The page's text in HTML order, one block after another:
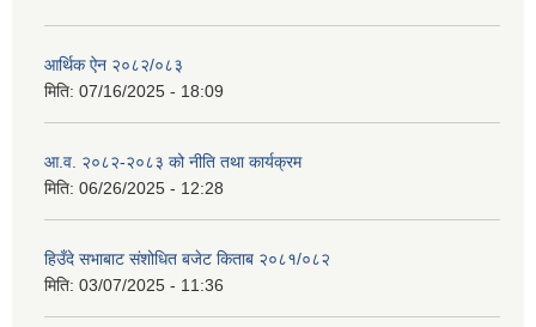
आर्थिक ऐन २०८२/०८३
मिति: 07/16/2025 - 18:09
आ.व. २०८२-२०८३ को नीति तथा कार्यक्रम
मिति: 06/26/2025 - 12:28
हिउँदे सभाबाट संशोधित बजेट किताब २०८१/०८२
मिति: 03/07/2025 - 11:36